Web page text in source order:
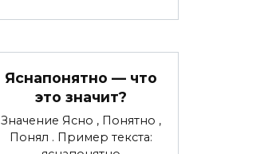
Яснапонятно — что
это значит?
Значение Ясно , Понятно ,
Понял . Пример текста: